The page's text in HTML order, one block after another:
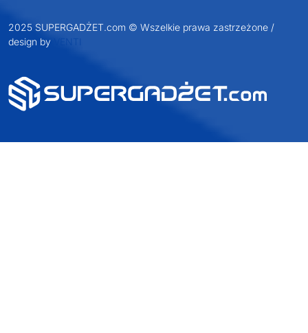
2025 SUPERGADŻET.com © Wszelkie prawa zastrzeżone /
design by
VENTI